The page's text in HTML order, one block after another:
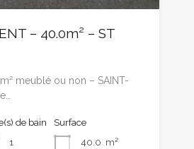
– 40.0m² – ST
meublé ou non – SAINT-
de bain
1
Surface
40.0 m²